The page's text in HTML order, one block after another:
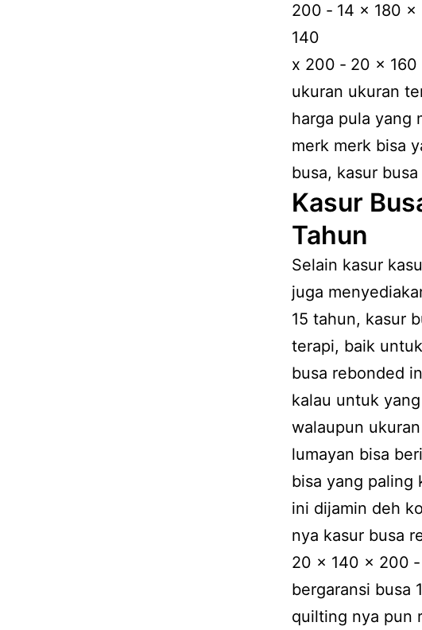
200 ‐ 14 x 180
140
x 200 ‐ 20 x
ukuran ukuran
harga pula yang
merk merk bisa
busa, kasur
Kasur
Tahun
Selain kasur
juga
15 tahun, kasur
terapi, baik
busa rebonded
kalau untuk
walaupun
lumayan bisa
bisa yang paling
ini dijamin deh
nya kasur busa
20 x 140 x 200
bergaransi busa
quilting nya pun